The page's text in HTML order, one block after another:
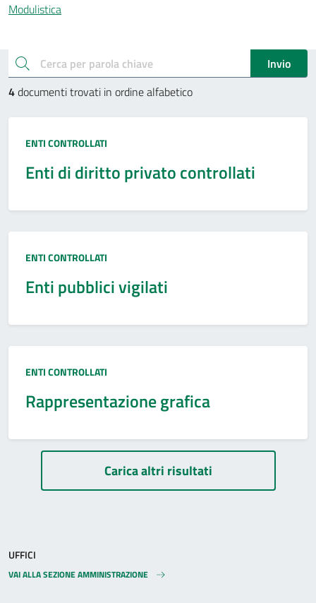
Modulistica
Esplora documenti pubblici
cerca
Invio
4documenti trovati in ordine alfabetico
Tipo:
ENTI CONTROLLATI
Enti di diritto privato controllati
Tipo:
ENTI CONTROLLATI
Enti pubblici vigilati
Tipo:
ENTI CONTROLLATI
Rappresentazione grafica
PaginazioneCarica altri risultati
UFFICI
VAI ALLA SEZIONE AMMINISTRAZIONE